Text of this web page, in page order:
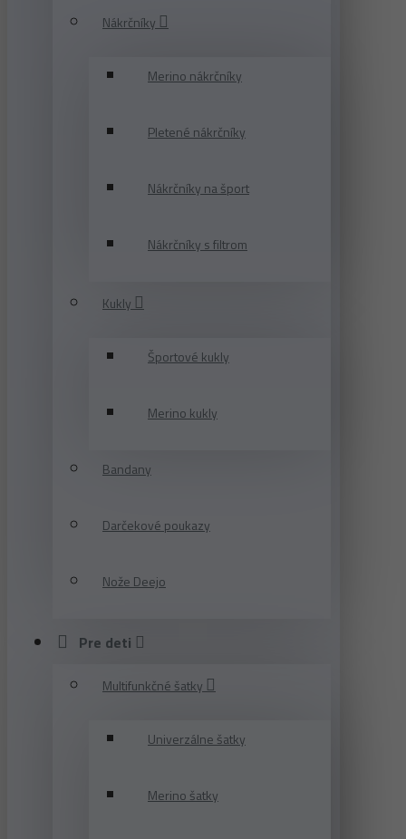
Nákrčníky
Merino nákrčníky
Pletené nákrčníky
Nákrčníky na šport
Nákrčníky s filtrom
Kukly
Športové kukly
Merino kukly
Bandany
Darčekové poukazy
Nože Deejo
Pre deti
Multifunkčné šatky
Univerzálne šatky
Merino šatky